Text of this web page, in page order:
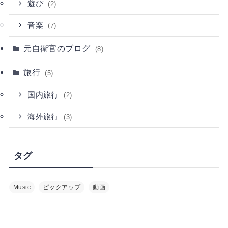
遊び (2)
音楽 (7)
元自衛官のブログ (8)
旅行 (5)
国内旅行 (2)
海外旅行 (3)
タグ
Music ピックアップ 動画